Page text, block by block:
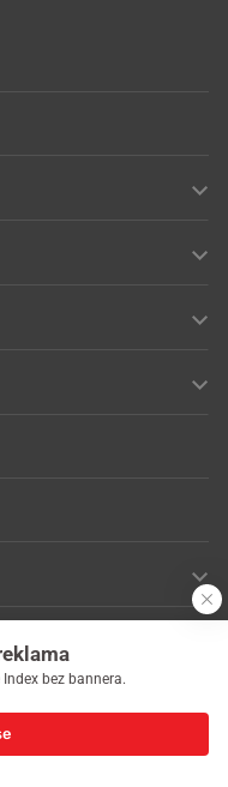
© 2026 Index
bez bannera.